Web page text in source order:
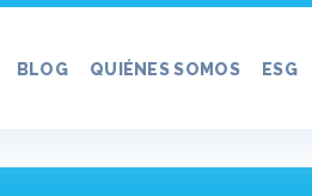
BLOG QUIÉNES SOMOS ESG